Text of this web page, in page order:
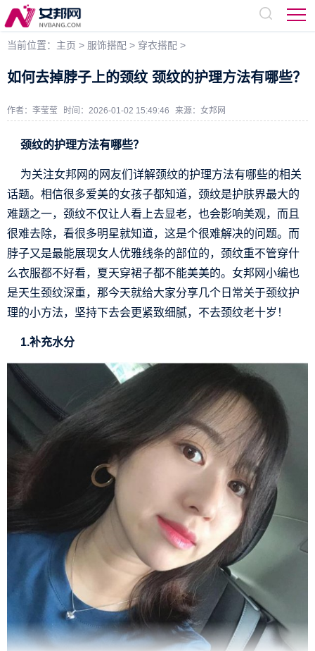
当前位置： 主页 > 服饰搭配 > 穿衣搭配 >
如何去掉脖子上的颈纹 颈纹的护理方法有哪些？
作者：李莹莹 时间：2026-01-02 15:49:46 来源： 女邦网
颈纹的护理方法有哪些？
为关注女邦网的网友们详解颈纹的护理方法有哪些的相关
话题。相信很多爱美的女孩子都知道，颈纹是护肤界最大的
难题之一，颈纹不仅让人看上去显老，也会影响美观，而且
很难去除，看很多明星就知道，这是个很难解决的问题。而
脖子又是最能展现女人优雅线条的部位的，颈纹重不管穿什
么衣服都不好看，夏天穿裙子都不能美美的。女邦网小编也
是天生颈纹深重，那今天就给大家分享几个日常关于颈纹护
理的小方法，坚持下去会更紧致细腻，不去颈纹老十岁！
1.补充水分